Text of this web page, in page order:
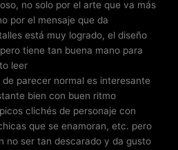
no solo por el arte que va más
por el mensaje que da
está muy logrado, el diseño
tiene tan buena mano para
leer
parecer normal es interesante
bien con buen ritmo
clichés de personaje con
que se enamoran, etc. pero
no ser tan descarado y da gusto